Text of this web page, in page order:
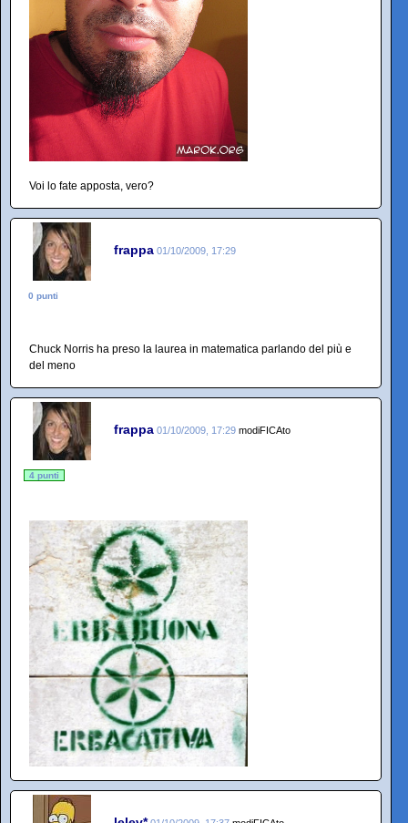
Voi lo fate apposta, vero?
frappa 01/10/2009, 17:29
0 punti
Chuck Norris ha preso la laurea in matematica parlando del più e
del meno
frappa 01/10/2009, 17:29 modiFICAto
4 punti